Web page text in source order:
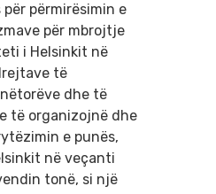
përmirësimin e
për mbrojtje
i Helsinkit në
të
dhe të
të organizojnë dhe
e punës,
në veçanti
tonë, si një